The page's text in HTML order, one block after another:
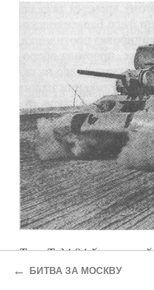
Танк Т-34 84-й
боевых действий, Юго-
← БИТВА ЗА МОСКВУ